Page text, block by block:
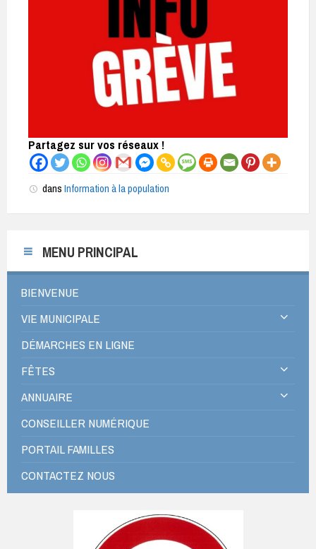
Partagez sur vos réseaux !
dans Information à la population
MENU PRINCIPAL
BIENVENUE
VIE MUNICIPALE
DÉMARCHES EN LIGNE
FÊTES
ANNUAIRE
CONSEILLER NUMÉRIQUE
PORTAIL FAMILLES
CONTACTEZ NOUS